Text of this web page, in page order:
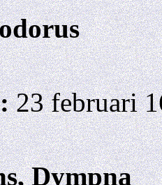
23 februari
Dympna